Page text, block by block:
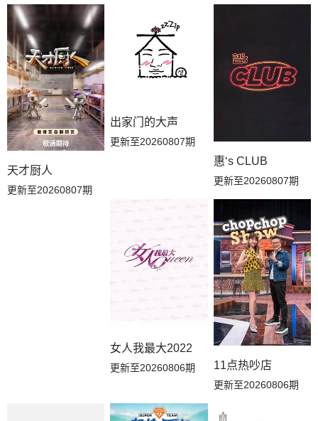
天才厨人
更新至20260807期
出家门的大声
更新至20260807期
惠‘s CLUB
更新至20260807期
女人我最大2022
更新至20260806期 11点热吵店
更新至20260806期